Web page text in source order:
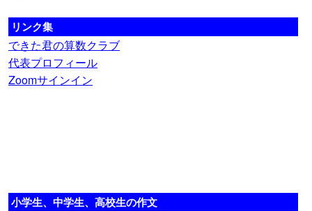
リンク集
できた君の算数クラブ
代表プロフィール
Zoomサインイン
小学生、中学生、高校生の作文